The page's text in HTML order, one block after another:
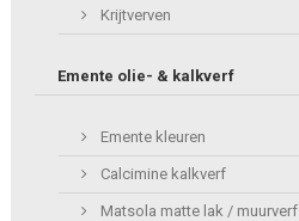
Krijtverven
Emente olie- & kalkverf
Emente kleuren
Calcimine kalkverf
Matsola matte lak / muurverf